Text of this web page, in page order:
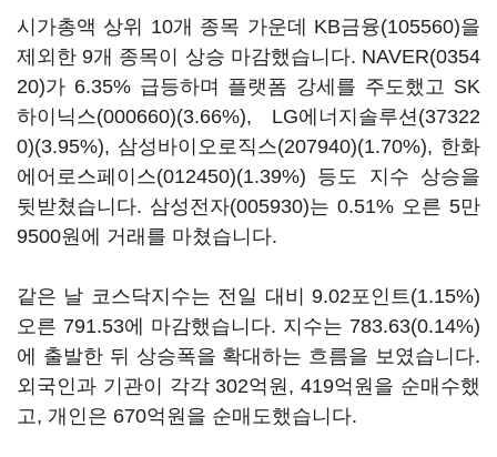
시가총액 상위 10개 종목 가운데 KB금융(105560)을
제외한 9개 종목이 상승 마감했습니다. NAVER(0354
20)가 6.35% 급등하며 플랫폼 강세를 주도했고 SK
하이닉스(000660)(3.66%), LG에너지솔루션(37322
0)(3.95%), 삼성바이오로직스(207940)(1.70%), 한화
에어로스페이스(012450)(1.39%) 등도 지수 상승을
뒷받쳤습니다. 삼성전자(005930)는 0.51% 오른 5만
9500원에 거래를 마쳤습니다.
같은 날 코스닥지수는 전일 대비 9.02포인트(1.15%)
오른 791.53에 마감했습니다. 지수는 783.63(0.14%)
에 출발한 뒤 상승폭을 확대하는 흐름을 보였습니다.
외국인과 기관이 각각 302억원, 419억원을 순매수했
고, 개인은 670억원을 순매도했습니다.